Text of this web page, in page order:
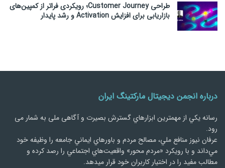
طراحی Customer Journey؛ رویکردی فراتر از کمپین‌های
بازاریابی برای افزایش Activation و رشد پایدار
درباره انجمن دیجیتال مارکتینگ ایران
رسانه يكي از مهمترین ابزارهاي گسترش بصیرت و آگاهی ملی به شمار می
رود.
عرفان نیوز منافع ملي، مصالح مردم و باورهاي ايماني جامعه را وظيفه خود
مي‌داند و با رويكرد «مردم‌ محور» واقعيت‌هاي اجتماعي را رصد کرده و
مطالب مفید را در اختیار کاربران خود قرار میدهد.